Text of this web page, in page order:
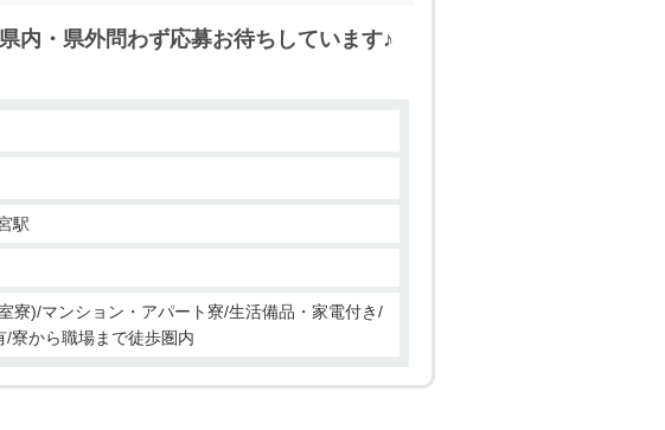
内・県外問わず応募お待ちしています♪
駅
寮)/マンション・アパート寮/生活備品・家電付き/
寮から職場まで徒歩圏内